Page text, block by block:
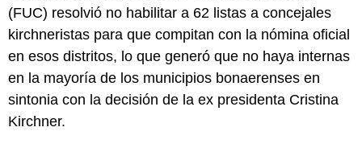
(FUC) resolvió no habilitar a 62 listas a concejales
kirchneristas para que compitan con la nómina oficial
en esos distritos, lo que generó que no haya internas
en la mayoría de los municipios bonaerenses en
sintonia con la decisión de la ex presidenta Cristina
Kirchner.